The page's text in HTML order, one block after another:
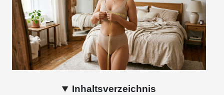
Inhaltsverzeichnis